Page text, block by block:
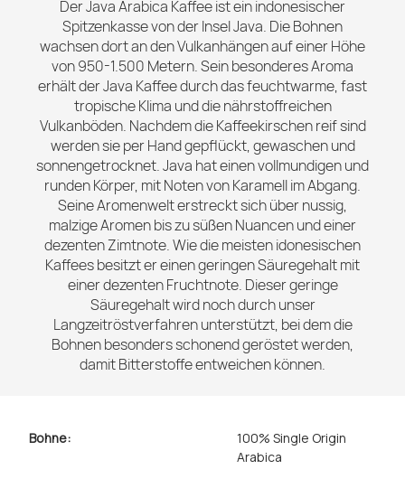
Der Java Arabica Kaffee ist ein indonesischer
Spitzenkasse von der Insel Java. Die Bohnen
wachsen dort an den Vulkanhängen auf einer Höhe
von 950-1.500 Metern. Sein besonderes Aroma
erhält der Java Kaffee durch das feuchtwarme, fast
tropische Klima und die nährstoffreichen
Vulkanböden. Nachdem die Kaffeekirschen reif sind
werden sie per Hand gepflückt, gewaschen und
sonnengetrocknet. Java hat einen vollmundigen und
runden Körper, mit Noten von Karamell im Abgang.
Seine Aromenwelt erstreckt sich über nussig,
malzige Aromen bis zu süßen Nuancen und einer
dezenten Zimtnote. Wie die meisten idonesischen
Kaffees besitzt er einen geringen Säuregehalt mit
einer dezenten Fruchtnote. Dieser geringe
Säuregehalt wird noch durch unser
Langzeitröstverfahren unterstützt, bei dem die
Bohnen besonders schonend geröstet werden,
damit Bitterstoffe entweichen können.
Bohne:
100% Single Origin
Arabica